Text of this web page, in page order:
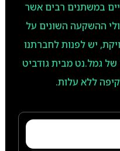
במשתנים רבים אשר
ההשקעה השונים על
יש לפנות לחברתנו
של גמל.נט מבית גודביט
ללא עלות.